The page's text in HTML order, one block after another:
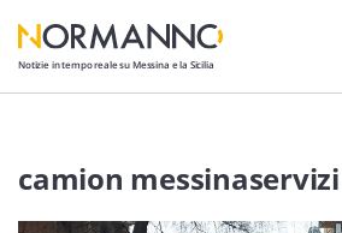
Notizie in tempo reale su Messina e la Sicilia
Attualità
camion messinaservizi